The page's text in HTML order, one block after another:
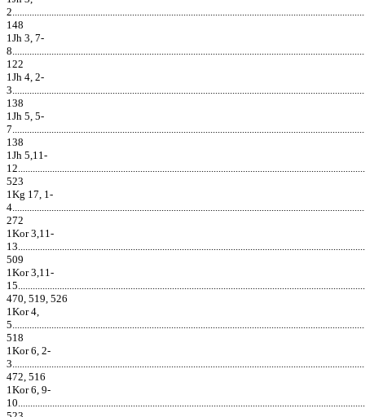
148
1Jh 3, 7-
122
1Jh 4, 2-
138
1Jh 5, 5-
138
1Jh 5,11-
523
1Kg 17, 1-
272
1Kor 3,11-
509
1Kor 3,11-
470, 519, 526
1Kor 4,
518
1Kor 6, 2-
472, 516
1Kor 6, 9-